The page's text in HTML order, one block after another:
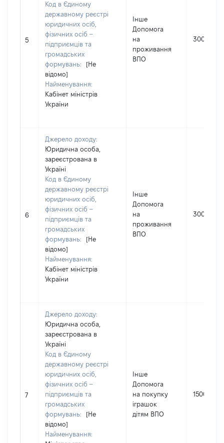
5
Код в Єдиному
державному реєстрі
юридичних осіб,
фізичних осіб –
підприємців та
громадських
формувань:
[Не
відомо]
Найменування:
Кабінет міністрів
України
Інше
Допомога
на
проживання
ВПО
30000
6
Джерело доходу:
Юридична особа,
зареєстрована в
Україні
Код в Єдиному
державному реєстрі
юридичних осіб,
фізичних осіб –
підприємців та
громадських
формувань:
[Не
відомо]
Найменування:
Кабінет міністрів
України
Інше
Допомога
на
проживання
ВПО
30000
7
Джерело доходу:
Юридична особа,
зареєстрована в
Україні
Код в Єдиному
державному реєстрі
юридичних осіб,
фізичних осіб –
підприємців та
громадських
формувань:
[Не
відомо]
Найменування:
Інше
Допомога
на покупку
іграшок
дітям ВПО
1500